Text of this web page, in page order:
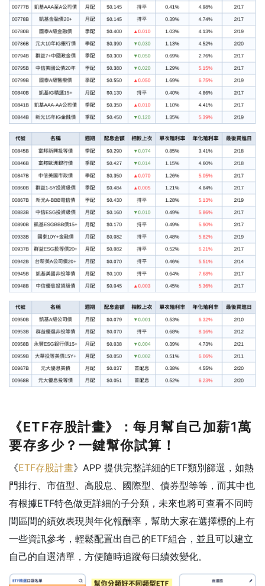
《ETF存股計畫》：每月幫自己加薪1萬
要存多少？一鍵幫你試算！
《ETF存股計畫》APP 提供完整詳細的ETF類別篩選，如熱
門排行、市值型、高股息、國際型、債券型等等，而其中也
有根據ETF特色做更詳細的子分類，未來也將可查看不同時
間區間的績效表現與年化報酬率，幫助大家在選擇標的上有
一些資訊參考，輕鬆配置出自己的ETF組合，並且可以建立
自己的自選清單，方便隨時追蹤每日績效變化。